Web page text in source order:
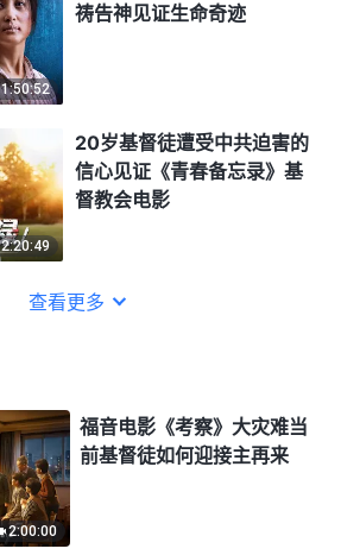
1:50:52
祷告神见证生命奇迹
2:20:49
20岁基督徒遭受中共迫害的
信心见证《青春备忘录》基
督教会电影
查看更多
2:00:00
福音电影《考察》大灾难当
前基督徒如何迎接主再来